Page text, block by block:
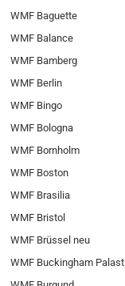
WMF Baguette
WMF Balance
WMF Bamberg
WMF Berlin
WMF Bingo
WMF Bologna
WMF Bornholm
WMF Boston
WMF Brasilia
WMF Bristol
WMF Brüssel neu
WMF Buckingham Palast